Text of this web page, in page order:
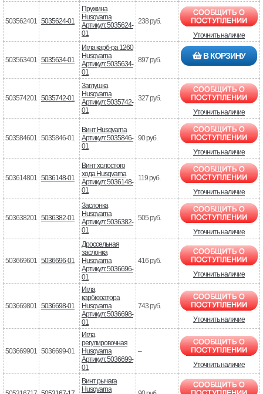
503562401 5035624-01
Пружина
Husqvarna
Артикул: 5035624-
01
238 руб.
Уточнить наличие
503563401 5035634-01
Игла карб-ра 1260
Husqvarna
Артикул: 5035634-
01
897 руб. В КОРЗИНУ
503574201 5035742-01
Заглушка
Husqvarna
Артикул: 5035742-
01
327 руб.
Уточнить наличие
503584601 5035846-01
Винт Husqvarna
Артикул: 5035846-
01
90 руб.
Уточнить наличие
503614801 5036148-01
Винт холостого
хода Husqvarna
Артикул: 5036148-
01
119 руб.
Уточнить наличие
503638201 5036382-01
Заслонка
Husqvarna
Артикул: 5036382-
01
505 руб.
Уточнить наличие
503669601 5036696-01
Дроссельная
заслонка
Husqvarna
Артикул: 5036696-
01
416 руб.
Уточнить наличие
503669801 5036698-01
Игла
карбюратора
Husqvarna
Артикул: 5036698-
01
743 руб.
Уточнить наличие
503669901 5036699-01
Игла
регулировочная
Husqvarna
Артикул: 5036699-
01
–
Уточнить наличие
Винт рычага
Husqvarna